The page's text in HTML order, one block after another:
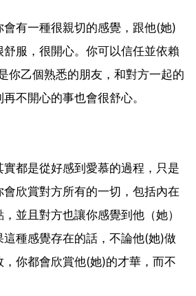
有一種很親切的感覺，跟他(她)
服，很開心。你可以信任並依賴
你乙個熟悉的朋友，和對方一起的
不開心的事也會很舒心。
都是從好感到愛慕的過程，只是
欣賞對方所有的一切，包括內在
並且對方也讓你感覺到他（她）
種感覺存在的話，不論他(她)做
你都會欣賞他(她)的才華，而不